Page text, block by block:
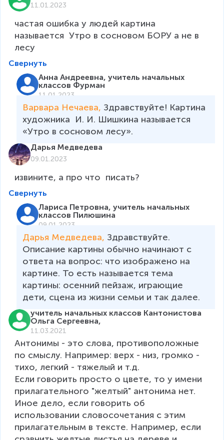
11.01.2023
частая ошибка у людей картина
называется  Утро в сосновом БОРУ а не в
лесу
Свернуть
Анна Андреевна, учитель начальных
классов Фурман
11.01.2023
Варвара Нечаева, Здравствуйте! Картина
художника  И. И. Шишкина называется
«Утро в сосновом лесу».
Дарья Медведева
09.01.2023
извините, а про что  писать?
Свернуть
Лариса Петровна, учитель начальных
классов Пилюшина
09.01.2023
Дарья Медведева, Здравствуйте.
Описание картины обычно начинают с
ответа на вопрос: что изображено на
картине. То есть называется тема
картины: осенний пейзаж, играющие
дети, сцена из жизни семьи и так далее.
учитель начальных классов Кантонистова
Ольга Сергеевна,
11.03.2021
Антонимы - это слова, противоположные
по смыслу. Например: верх - низ, громко -
тихо, легкий - тяжелый и т.д.
Если говорить просто о цвете, то у имени
прилагательного "желтый" антонима нет.
Иное дело, если говорить об
использовании словосочетания с этим
прилагательным в тексте. Например, если